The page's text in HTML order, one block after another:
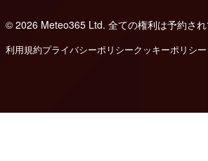
© 2026 Meteo365 Ltd. 全ての権利は予約さ
利用規約プライバシーポリシークッキーポリシー